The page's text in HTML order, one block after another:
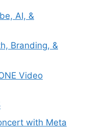
AI, &
Branding, &
Video
with Meta